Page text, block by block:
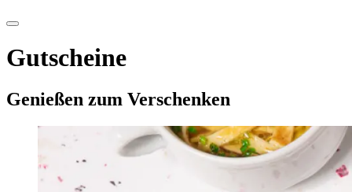
Gutscheine
Genießen zum Verschenken